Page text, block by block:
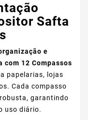
Safta
e
com 12 Compassos
papelarias, lojas
Cada compasso
garantindo
uso diário.